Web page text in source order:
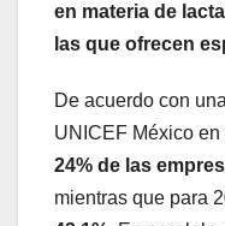
en materia de
las que ofrecen
De acuerdo con
UNICEF México
24% de las
mientras que para